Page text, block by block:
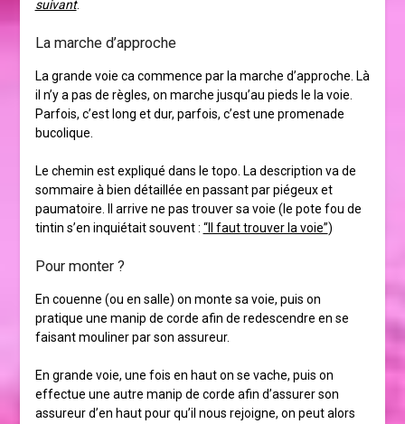
suivant.
La marche d’approche
La grande voie ca commence par la marche d’approche. Là
il n’y a pas de règles, on marche jusqu’au pieds le la voie.
Parfois, c’est long et dur, parfois, c’est une promenade
bucolique.
Le chemin est expliqué dans le topo. La description va de
sommaire à bien détaillée en passant par piégeux et
paumatoire. Il arrive ne pas trouver sa voie (le pote fou de
tintin s’en inquiétait souvent : “Il faut trouver la voie”)
Pour monter ?
En couenne (ou en salle) on monte sa voie, puis on
pratique une manip de corde afin de redescendre en se
faisant mouliner par son assureur.
En grande voie, une fois en haut on se vache, puis on
effectue une autre manip de corde afin d’assurer son
assureur d’en haut pour qu’il nous rejoigne, on peut alors